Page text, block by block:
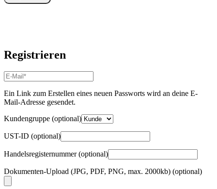
Registrieren
E-
Mail-
Adresse*
Erforderlich
Ein Link zum Erstellen eines neuen Passworts wird an deine E-
Mail-Adresse gesendet.
Kundengruppe (optional)
UST-ID (optional)
Handelsregisternummer(optional)
Dokumenten-Upload (JPG, PDF, PNG, max. 2000kb) (optional)